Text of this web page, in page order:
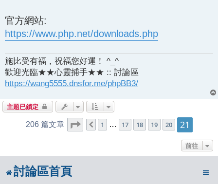
官方網站:
https://www.php.net/downloads.php
施比受有福，祝福您好運！ ^_^
歡迎光臨★★心靈捕手★★ :: 討論區
https://wang5555.dnsfor.me/phpBB3/
主題已鎖定
206 篇文章 第 21 頁 (共 頁)
上一頁
1 … 17 18 19 20 21
前往
討論區首頁